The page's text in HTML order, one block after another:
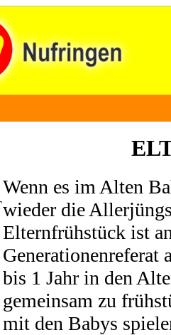
Wenn es im Alten
wieder die
Elternfrühstück ist
Generationenreferat
bis 1 Jahr in den
gemeinsam zu
mit den Babys